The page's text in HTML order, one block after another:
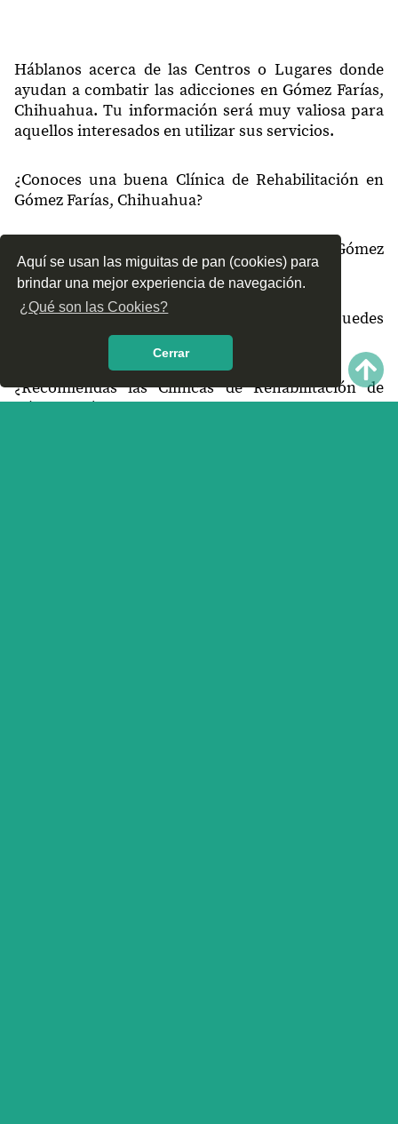
Aquí se usan las miguitas de pan (cookies) para
brindar una mejor experiencia de navegación.
¿Qué son las Cookies?
Cerrar
Háblanos acerca de las Centros o Lugares donde
ayudan a combatir las adicciones en Gómez Farías,
Chihuahua. Tu información será muy valiosa para
aquellos interesados en utilizar sus servicios.
¿Conoces una buena Clínica de Rehabilitación en
Gómez Farías, Chihuahua?
¿Qué tipo de tratamientos conoces en Gómez
Farías, Chihuahua?
¿Cómo es el servicio de las Clínicas que puedes
encontrar en Gómez Farías, Chihuahua?
¿Recomiendas las Clínicas de Rehabilitación de
Gómez Farías, Chihuahua?